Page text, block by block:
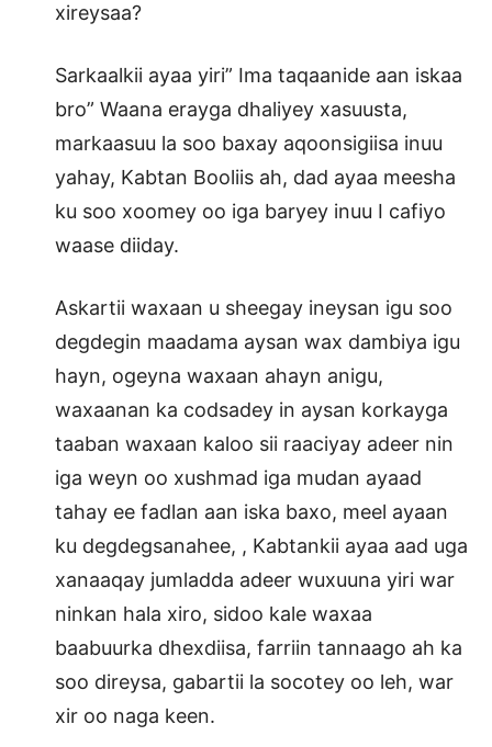
xireysaa?
Sarkaalkii ayaa yiri” Ima taqaanide aan iskaa
bro” Waana erayga dhaliyey xasuusta,
markaasuu la soo baxay aqoonsigiisa inuu
yahay, Kabtan Booliis ah, dad ayaa meesha
ku soo xoomey oo iga baryey inuu I cafiyo
waase diiday.
Askartii waxaan u sheegay ineysan igu soo
degdegin maadama aysan wax dambiya igu
hayn, ogeyna waxaan ahayn anigu,
waxaanan ka codsadey in aysan korkayga
taaban waxaan kaloo sii raaciyay adeer nin
iga weyn oo xushmad iga mudan ayaad
tahay ee fadlan aan iska baxo, meel ayaan
ku degdegsanahee, , Kabtankii ayaa aad uga
xanaaqay jumladda adeer wuxuuna yiri war
ninkan hala xiro, sidoo kale waxaa
baabuurka dhexdiisa, farriin tannaago ah ka
soo direysa, gabartii la socotey oo leh, war
xir oo naga keen.